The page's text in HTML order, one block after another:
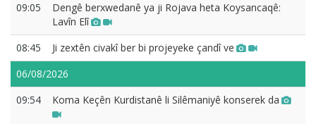
09:05
Dengê berxwedanê ya ji Rojava heta Koysancaqê:
Lavîn Elî
08:45
Ji zextên civakî ber bi projeyeke çandî ve
06/08/2026
09:54
Koma Keçên Kurdistanê li Silêmaniyê konserek da